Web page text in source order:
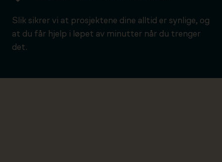
Slik sikrer vi at prosjektene dine alltid er synlige, og
at du får hjelp i løpet av minutter når du trenger
det.